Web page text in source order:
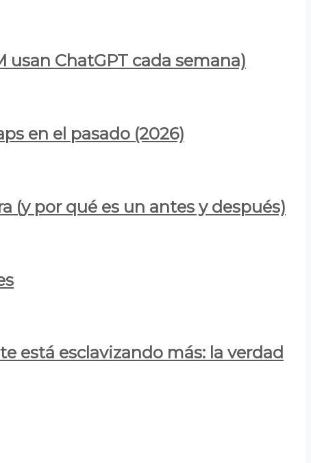
usan ChatGPT cada semana)
en el pasado (2026)
(y por qué es un antes y después)
está esclavizando más: la verdad